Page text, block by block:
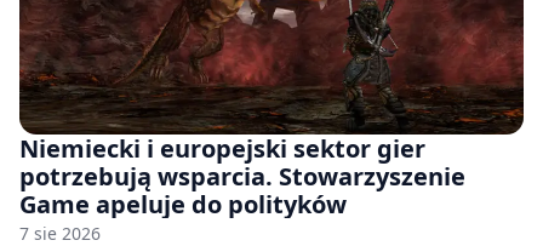
Niemiecki i europejski sektor gier
potrzebują wsparcia. Stowarzyszenie
Game apeluje do polityków
7 sie 2026